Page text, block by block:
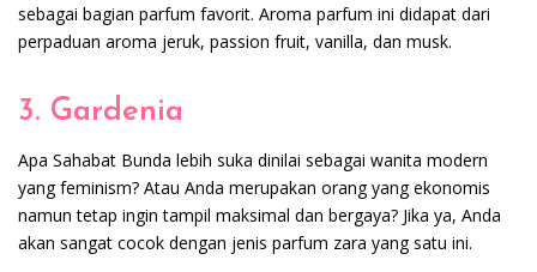
sebagai bagian parfum favorit. Aroma parfum ini didapat dari
perpaduan aroma jeruk, passion fruit, vanilla, dan musk.
3. Gardenia
Apa Sahabat Bunda lebih suka dinilai sebagai wanita modern
yang feminism? Atau Anda merupakan orang yang ekonomis
namun tetap ingin tampil maksimal dan bergaya? Jika ya, Anda
akan sangat cocok dengan jenis parfum zara yang satu ini.